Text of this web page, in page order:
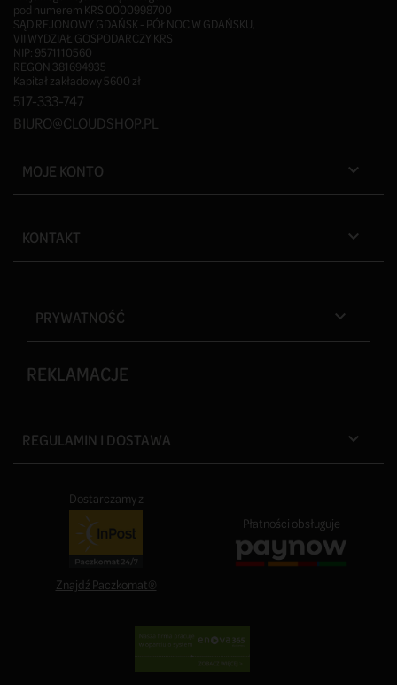
pod numerem KRS 0000998700
SĄD REJONOWY GDAŃSK - PÓŁNOC W GDAŃSKU,
VII WYDZIAŁ GOSPODARCZY KRS
NIP: 9571110560
REGON 381694935
Kapitał zakładowy 5600 zł
517-333-747
BIURO@CLOUDSHOP.PL
MOJE KONTO 
KONTAKT 
PRYWATNOŚĆ 
REKLAMACJE
REGULAMIN I DOSTAWA 
Dostarczamy z
Znajdź Paczkomat®
Płatności obsługuje